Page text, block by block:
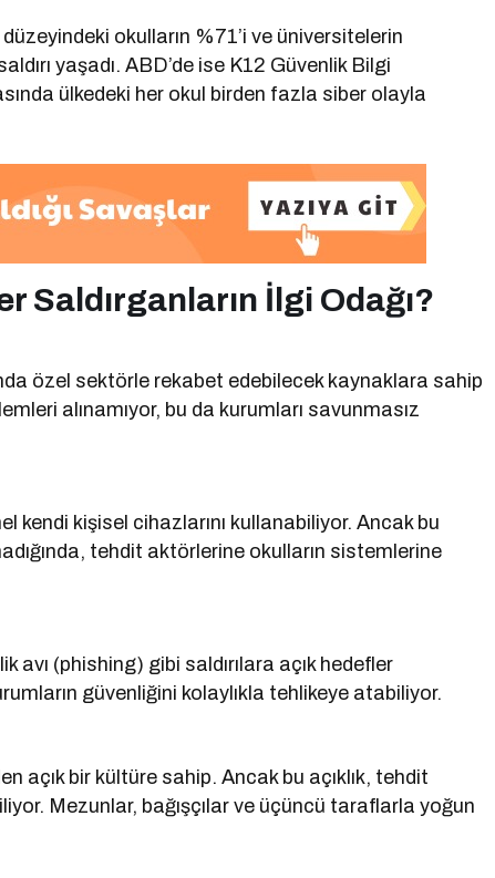
okulların %71’i ve üniversitelerin
yaşadı. ABD’de ise K12 Güvenlik Bilgi
ülkedeki her okul birden fazla siber olayla
Saldırganların İlgi Odağı?
özel sektörle rekabet edebilecek kaynaklara sahip
alınamıyor, bu da kurumları savunmasız
kendi kişisel cihazlarını kullanabiliyor. Ancak bu
tehdit aktörlerine okulların sistemlerine
avı (phishing) gibi saldırılara açık hedefler
güvenliğini kolaylıkla tehlikeye atabiliyor.
açık bir kültüre sahip. Ancak bu açıklık, tehdit
Mezunlar, bağışçılar ve üçüncü taraflarla yoğun